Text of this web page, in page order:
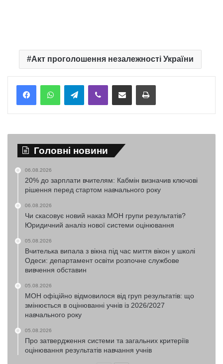
Акт проголошення незалежності України
TelegramViber Надіслати електронною поштоюНадрукувати
Головні новини
06.08.2026
20% до зарплати вчителям: Кабмін визначив ключові
рішення перед стартом навчального року
06.08.2026
Чи скасовує новий наказ МОН групи результатів?
Юридичний аналіз нової системи оцінювання
05.08.2026
Вчителька випала з вікна під час миття вікон у школі
Одеси: департамент освіти розпочне службове
вивчення обставин
05.08.2026
МОН офіційно відмовилося від груп результатів: що
змінюється в оцінюванні учнів із 2026/2027
навчального року
05.08.2026
Про затвердження системи та загальних критеріїв
оцінювання результатів навчання учнів